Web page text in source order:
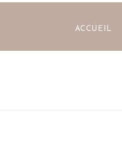
ACCUEIL